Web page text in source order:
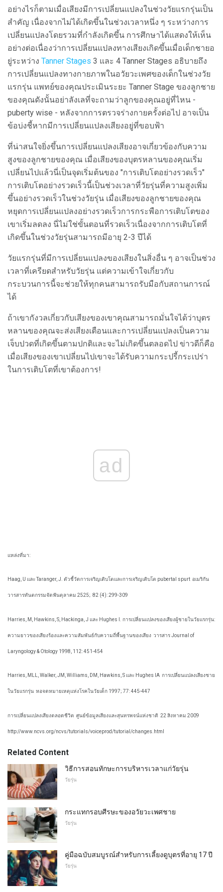
อย่างไรก็ตามเมื่อเสียงมีการเปลี่ยนแปลงในช่วงวัยแรกรุ่นเป็น
สำคัญ เนื่องจากไม่ได้เกิดขึ้นในช่วงเวลาหนึ่ง ๆ ระหว่างการ
เปลี่ยนแปลงโดยรวมที่กำลังเกิดขึ้น การศึกษาได้แสดงให้เห็น
อย่างต่อเนื่องว่าการเปลี่ยนแปลงทางเสียงเกิดขึ้นเมื่อเด็กชายอ
ยู่ระหว่าง Tanner Stages 3 และ 4 Tanner Stages อธิบายถึง
การเปลี่ยนแปลงทางกายภาพในอวัยวะเพศของเด็กในช่วงวัย
แรกรุ่น แพทย์ของคุณประเมินระยะ Tanner Stage ของลูกชาย
ของคุณดังนั้นอย่าลังเลที่จะถามว่าลูกของคุณอยู่ที่ไหน -
puberty wise - หลังจากการตรวจร่างกายครั้งต่อไป อาจเป็น
ข้อบ่งชี้หากมีการเปลี่ยนแปลงเสียงอยู่ที่ขอบฟ้า
ที่น่าสนใจยิ่งขึ้นการเปลี่ยนแปลงเสียงอาจเกี่ยวข้องกับความ
สูงของลูกชายของคุณ เมื่อเสียงของบุตรหลานของคุณเริ่ม
เปลี่ยนไปแล้วนี่เป็นจุดเริ่มต้นของ "การเติบโตอย่างรวดเร็ว"
การเติบโตอย่างรวดเร็วนี้เป็นช่วงเวลาที่วัยรุ่นที่ความสูงเพิ่ม
ขึ้นอย่างรวดเร็วในช่วงวัยรุ่น เมื่อเสียงของลูกชายของคุณ
หยุดการเปลี่ยนแปลงอย่างรวดเร็วการกระพือการเติบโตของ
เขาเริ่มลดลง นี่ไม่ใช่ขั้นตอนที่รวดเร็วเนื่องจากการเติบโตที่
เกิดขึ้นในช่วงวัยรุ่นสามารถมีอายุ 2-3 ปีได้
วัยแรกรุ่นที่มีการเปลี่ยนแปลงของเสียงในสิ่งอื่น ๆ อาจเป็นช่วง
เวลาที่เครียดสำหรับวัยรุ่น แต่ความเข้าใจเกี่ยวกับ
กระบวนการนี้จะช่วยให้ทุกคนสามารถรับมือกับสถานการณ์
ได้
ถ้าเขากังวลเกี่ยวกับเสียงของเขาคุณสามารถมั่นใจได้ว่าบุตร
หลานของคุณจะส่งเสียงเตือนและการเปลี่ยนแปลงเป็นความ
เจ็บปวดที่เกิดขึ้นตามปกติและจะไม่เกิดขึ้นตลอดไป ข่าวดีก็คือ
เมื่อเสียงของเขาเปลี่ยนไปเขาจะได้รับความกระปรี้กระเปร่า
ในการเติบโตที่เขาต้องการ!
ad
แหล่งที่มา:
Haag, U และ Taranger, J. ตัวชี้วัดการเจริญเติบโตและการเจริญเติบโต pubertal spurt อเมริกัน
วารสารทันตกรรมจัดฟันตุลาคม 2525; 82 (4): 299-309
Harries, M, Hawkins, S, Hackinga, J และ Hughes I. การเปลี่ยนแปลงของเสียงผู้ชายในวัยแรกรุ่น:
ความยาวของเสียงร้องและความสัมพันธ์กับความถี่พื้นฐานของเสียง วารสาร Journal of
Laryngology & Otology 1998, 112: 451-454
Harries, MLL, Walker, JM, Williams, DM, Hawkins, S และ Hughes IA การเปลี่ยนแปลงเสียงชาย
ในวัยแรกรุ่น หอจดหมายเหตุแห่งโรคในวัยเด็ก 1997; 77: 445-447
การเปลี่ยนแปลงเสียงตลอดชีวิต ศูนย์ข้อมูลเสียงและสุนทรพจน์แห่งชาติ 22 สิงหาคม 2009
http://www.ncvs.org/ncvs/tutorials/voiceprod/tutorial/changes.html
Related Content
วิธีการสอนทักษะการบริหารเวลาแก่วัยรุ่น
วัยรุ่น
กระแทกรอบศีรษะของอวัยวะเพศชาย
วัยรุ่น
คู่มือฉบับสมบูรณ์สำหรับการเลี้ยงดูบุตรที่อายุ 17 ปี
วัยรุ่น